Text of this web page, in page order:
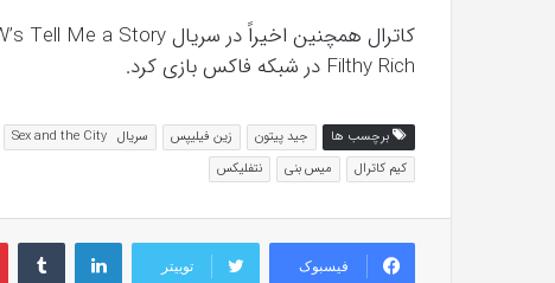
Filthy Rich در شبکه فاکس بازی کرد.
برچسب ها جید پیتون زین فیلیپس سریال Sex and the City
کیم کاترال
میس بنی نتفلیکس
فیسبوک توییتر
لینکداین